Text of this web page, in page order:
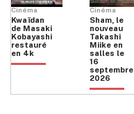
Cinéma
Kwaïdan
de Masaki
Kobayashi
restauré
en 4k
Cinéma
Sham, le
nouveau
Takashi
Miike en
salles le
16
septembre
2026